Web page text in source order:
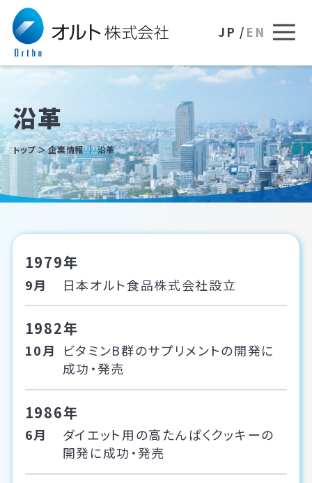
JP / EN
沿革
トップ 企業情報 ｜ 沿革
1979年
9月 日本オルト食品株式会社設立
1982年
10月
ビタミンB群のサプリメントの開発に
成功・発売
1986年
6月
ダイエット用の高たんぱくクッキーの
開発に成功・発売